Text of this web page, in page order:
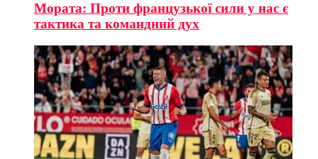
Мората: Проти французької сили у нас є
тактика та командний дух